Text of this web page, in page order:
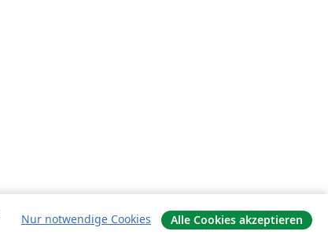
Nur notwendige Cookies Alle Cookies akzeptieren